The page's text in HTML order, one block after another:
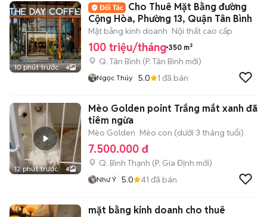
10 phút trước 4
Cho Thuê Mặt Bằng đường
Cộng Hòa, Phường 13, Quận Tân Bình
Mặt bằng kinh doanh Nội thất cao cấp
100 triệu/tháng 350 m²
Q. Tân Bình (P. Tân Bình mới)
Ngọc Thúy 5.0 1 đã bán
12 phút trước 4
Mèo Golden point Trắng mắt xanh đã
tiêm ngừa
Mèo Golden Mèo con (dưới 3 tháng tuổi)
7.500.000 đ
Q. Bình Thạnh (P. Gia Định mới)
Như Ý 5.0 41 đã bán
mặt bằng kinh doanh cho thuê